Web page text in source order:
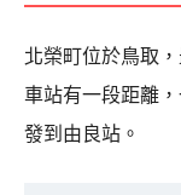
北榮町位於鳥取
車站有一段距離
發到由良站。